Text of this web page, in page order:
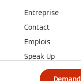
Entreprise
Contact
Emplois
Speak Up